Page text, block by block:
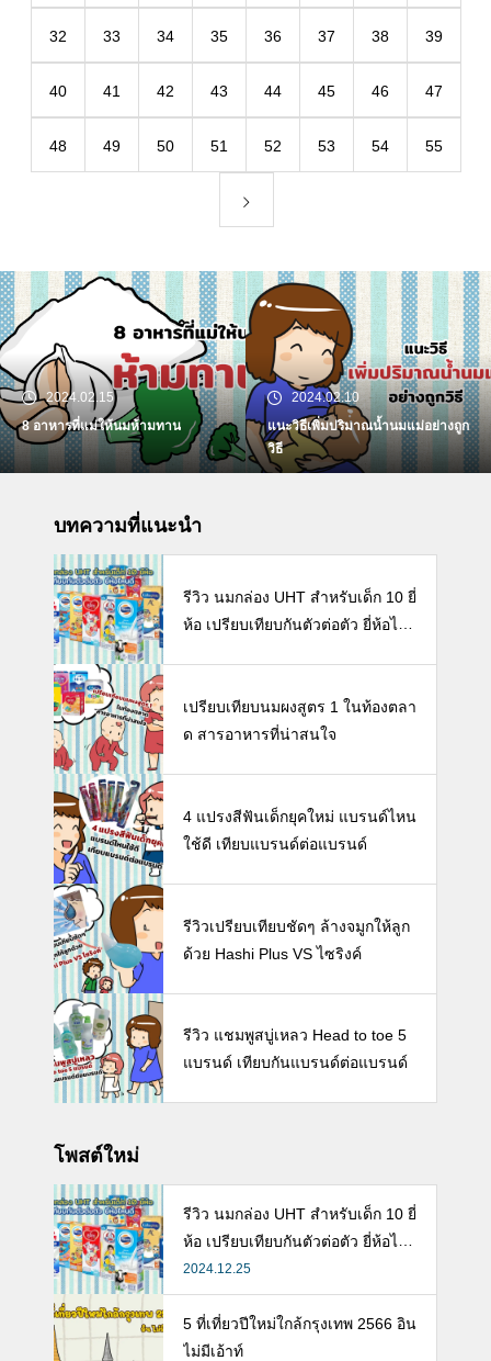
32 33 34 35 36 37 38 39
40 41 42 43 44 45 46 47
48 49 50 51 52 53 54 55
2024.02.10
แนะวิธีเพิ่มปริมาณน้ำนมแม่อย่างถูก
วิธี
2023.12.13
White Noise เสียงคลื่นความถี่ที่
มลูกให้หลับฝันดี เพิ่มสมาธิได้อีก
บทความที่แนะนำ
รีวิว นมกล่อง UHT สำหรับเด็ก 10 ยี่
ห้อ เปรียบเทียบกันตัวต่อตัว ยี่ห้อไห
เปรียบเทียบนมผงสูตร 1 ในท้องตลา
ด สารอาหารที่น่าสนใจ
4 แปรงสีฟันเด็กยุคใหม่ แบรนด์ไหน
ใช้ดี เทียบแบรนด์ต่อแบรนด์
รีวิวเปรียบเทียบชัดๆ ล้างจมูกให้ลูก
ด้วย Hashi Plus VS ไซริงค์
รีวิว แชมพูสบู่เหลว Head to toe 5
แบรนด์ เทียบกันแบรนด์ต่อแบรนด์
โพสต์ใหม่
รีวิว นมกล่อง UHT สำหรับเด็ก 10 ยี่
ห้อ เปรียบเทียบกันตัวต่อตัว ยี่ห้อไห
นดี พร้อมแนะวิธีการเลือกนมกล่องใ
ห้ลูก
2024.12.25
5 ที่เที่ยวปีใหม่ใกล้กรุงเทพ 2566 อิน
ไม่มีเอ้าท์